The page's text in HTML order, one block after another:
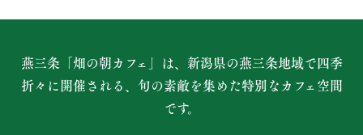
燕三条「畑の朝カフェ」は、新潟県の燕三条地域で四季
折々に開催される、 旬の素敵を集めた特別なカフェ空間
です。